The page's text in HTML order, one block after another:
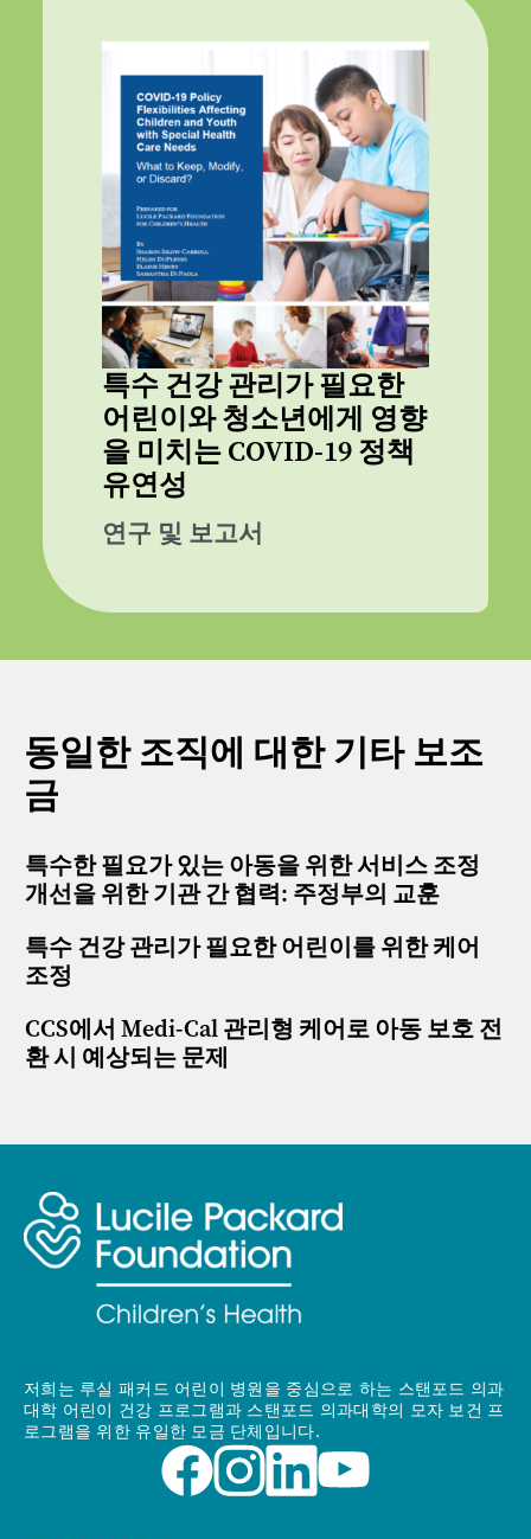
특수 건강 관리가 필요한
어린이와 청소년에게 영향
을 미치는 COVID-19 정책
유연성
연구 및 보고서
동일한 조직에 대한 기타 보조
금
특수한 필요가 있는 아동을 위한 서비스 조정
개선을 위한 기관 간 협력: 주정부의 교훈
특수 건강 관리가 필요한 어린이를 위한 케어
조정
CCS에서 Medi-Cal 관리형 케어로 아동 보호 전
환 시 예상되는 문제
저희는 루실 패커드 어린이 병원을 중심으로 하는 스탠포드 의과
대학 어린이 건강 프로그램과 스탠포드 의과대학의 모자 보건 프
로그램을 위한 유일한 모금 단체입니다.